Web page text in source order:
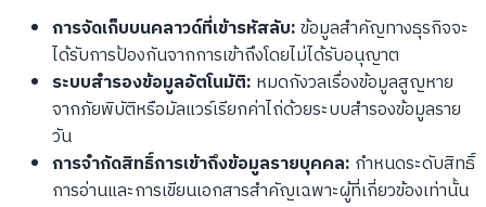
การจัดเก็บบนคลาวด์ที่เข้ารหัสลับ:ข้อมูลสำคัญทางธุรกิจจะ
ได้รับการป้องกันจากการเข้าถึงโดยไม่ได้รับอนุญาต
ระบบสำรองข้อมูลอัตโนมัติ: หมดกังวลเรื่องข้อมูลสูญหาย
จากภัยพิบัติหรือมัลแวร์เรียกค่าไถ่ด้วยระบบสำรองข้อมูลราย
วัน
การจำกัดสิทธิ์การเข้าถึงข้อมูลรายบุคคล: กำหนดระดับสิทธิ์
การอ่านและการเขียนเอกสารสำคัญเฉพาะผู้ที่เกี่ยวข้องเท่านั้น